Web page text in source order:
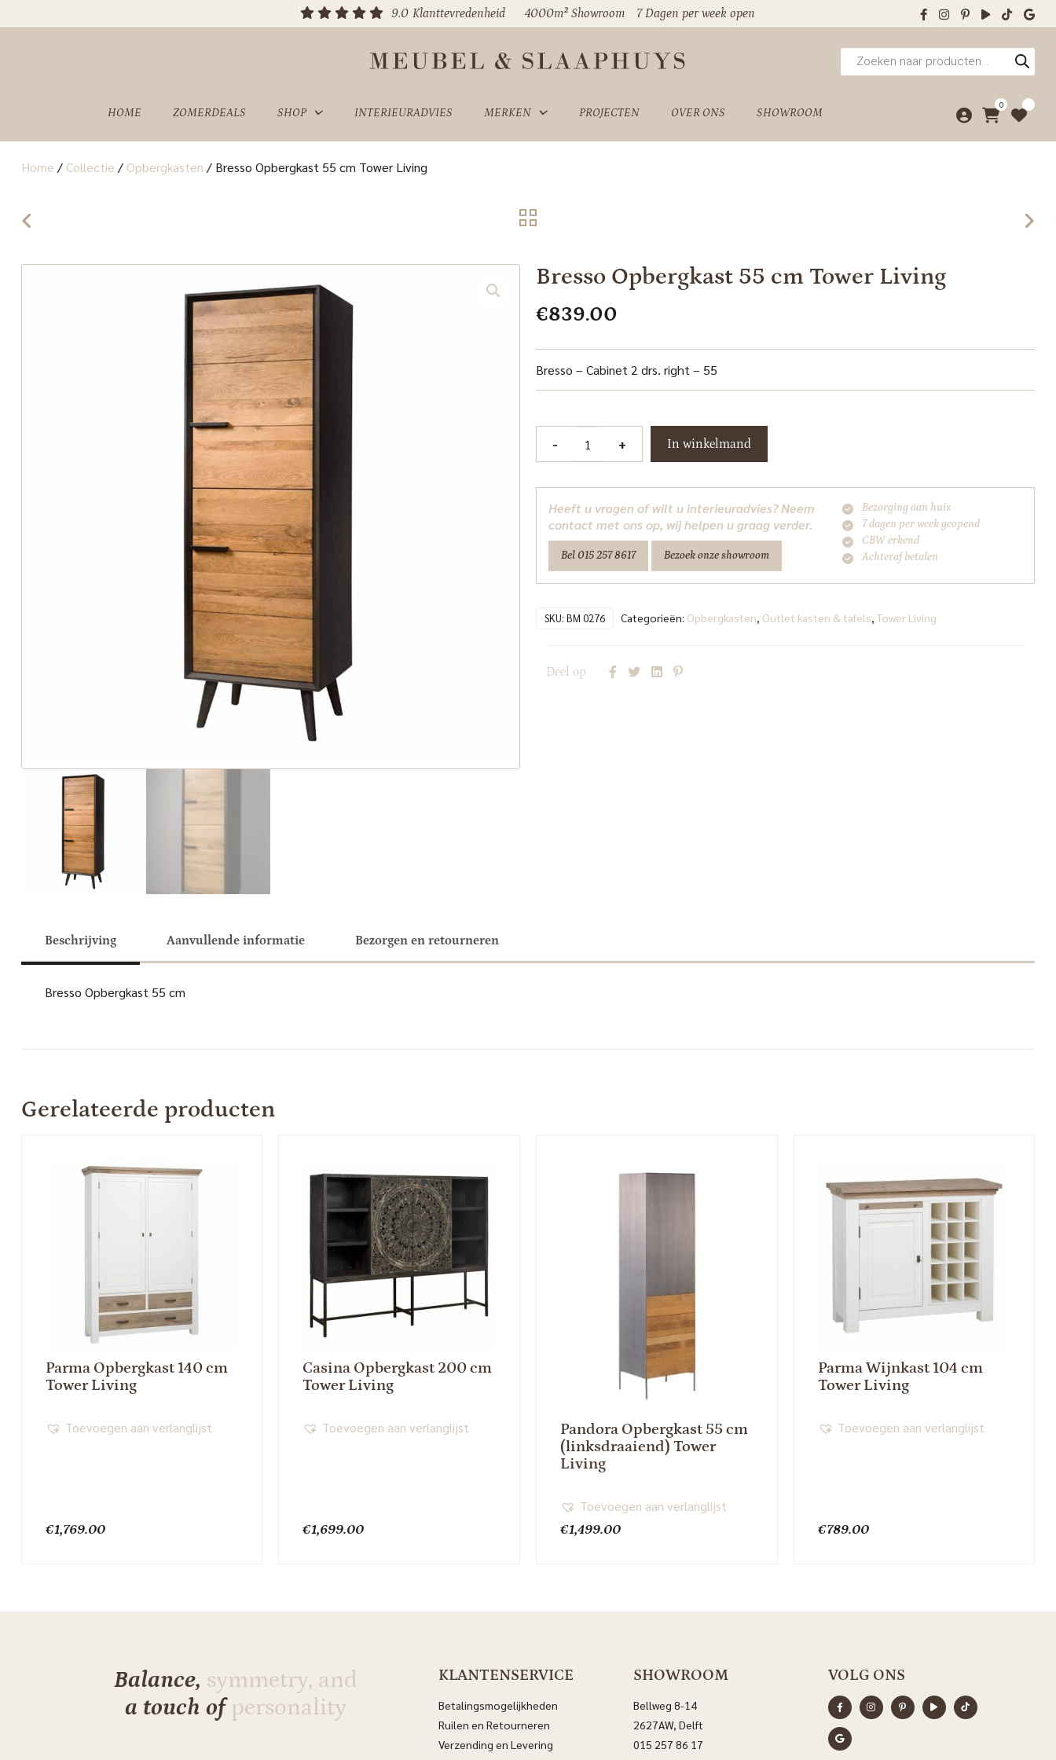
9.0 Klanttevredenheid 4000m² Showroom 7 Dagen per week open
Producten
zoeken
HOME ZOMERDEALS SHOP INTERIEURADVIES MERKEN PROJECTEN OVER ONS SHOWROOM
0
SHOWROOM
Home / Collectie / Opbergkasten / Bresso Opbergkast 55 cm Tower Living
Bresso Opbergkast 55 cm Tower Living
€839.00
Bresso – Cabinet 2 drs. right – 55
-
Tower
Living
aantal
+ In winkelmand
Heeft u vragen of wilt u interieuradvies? Neem
contact met ons op, wij helpen u graag verder.
Bel 015 257 8617 Bezoek onze showroom
Bezorging aan huis
7 dagen per week geopend
CBW erkend
Achteraf betalen
SKU: BM 0276 Categorieën: Opbergkasten, Outlet kasten & tafels, Tower Living
Deel op
Beschrijving Aanvullende informatie Bezorgen en retourneren
Bresso Opbergkast 55 cm
Gerelateerde producten
Parma Opbergkast 140 cm
Tower Living
€1,769.00
Toevoegen aan verlanglijst
Casina Opbergkast 200 cm
Tower Living
€1,699.00
Toevoegen aan verlanglijst
Pandora Opbergkast 55 cm
(linksdraaiend) Tower
Living
€1,499.00
Toevoegen aan verlanglijst
Parma Wijnkast 104 cm
Tower Living
€789.00
Toevoegen aan verlanglijst
Balance, symmetry, and
a touch ofpersonality
KLANTENSERVICE
Betalingsmogelijkheden
Ruilen en Retourneren
Verzending en Levering
SHOWROOM
Bellweg 8-14
2627AW, Delft
015 257 86 17
VOLG ONS